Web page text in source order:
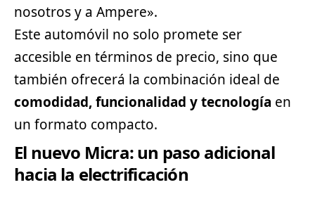
nosotros y a Ampere».
Este automóvil no solo promete ser
accesible en términos de precio, sino que
también ofrecerá la combinación ideal de
comodidad, funcionalidad y tecnología en
un formato compacto.
El nuevo Micra: un paso adicional
hacia la electrificación